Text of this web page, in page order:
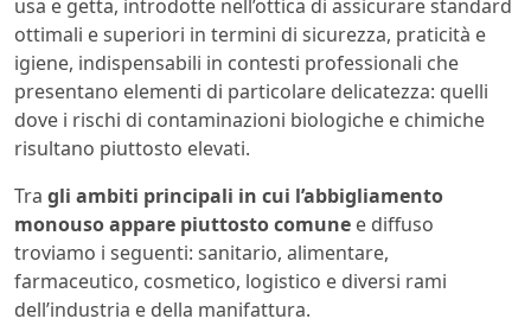
usa e getta, introdotte nell’ottica di assicurare standard
ottimali e superiori in termini di sicurezza, praticità e
igiene, indispensabili in contesti professionali che
presentano elementi di particolare delicatezza: quelli
dove i rischi di contaminazioni biologiche e chimiche
risultano piuttosto elevati.
Tra gli ambiti principali in cui l’abbigliamento
monouso appare piuttosto comune e diffuso
troviamo i seguenti: sanitario, alimentare,
farmaceutico, cosmetico, logistico e diversi rami
dell’industria e della manifattura.